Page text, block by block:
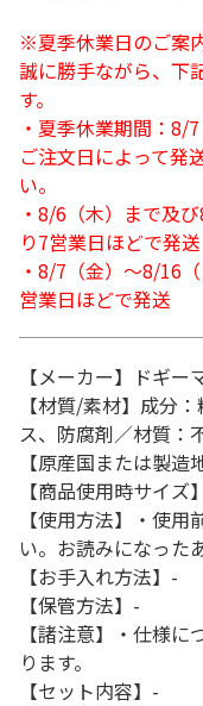
※夏季休業日のご案
誠に勝手ながら、下
す。
・夏季休業期間：8/
ご注文日によって発
い。
・8/6（木）まで及
り7営業日ほどで発送
・8/7（金）～8/16
営業日ほどで発送
【メーカー】ドギー
【材質/素材】成分
ス、防腐剤／材質：
【原産国または製造
【商品使用時サイ
【使用方法】・使
い。お読みになった
【お手入れ方法】-
【保管方法】-
【諸注意】・仕様
ります。
【セット内容】-